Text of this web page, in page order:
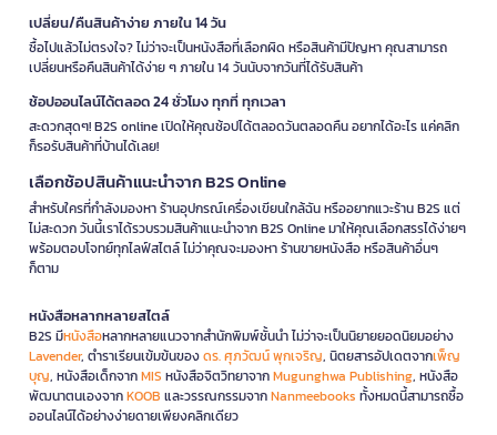
เปลี่ยน/คืนสินค้าง่าย ภายใน 14 วัน
ซื้อไปแล้วไม่ตรงใจ? ไม่ว่าจะเป็นหนังสือที่เลือกผิด หรือสินค้ามีปัญหา คุณสามารถ
เปลี่ยนหรือคืนสินค้าได้ง่าย ๆ ภายใน 14 วันนับจากวันที่ได้รับสินค้า
ช้อปออนไลน์ได้ตลอด 24 ชั่วโมง ทุกที่ ทุกเวลา
สะดวกสุดๆ! B2S online เปิดให้คุณช้อปได้ตลอดวันตลอดคืน อยากได้อะไร แค่คลิก
ก็รอรับสินค้าที่บ้านได้เลย!
เลือกช้อปสินค้าแนะนำจาก B2S Online
สำหรับใครที่กำลังมองหา ร้านอุปกรณ์เครื่องเขียนใกล้ฉัน หรืออยากแวะร้าน B2S แต่
ไม่สะดวก วันนี้เราได้รวบรวมสินค้าแนะนำจาก B2S Online มาให้คุณเลือกสรรได้ง่ายๆ
พร้อมตอบโจทย์ทุกไลฟ์สไตล์ ไม่ว่าคุณจะมองหา ร้านขายหนังสือ หรือสินค้าอื่นๆ
ก็ตาม
หนังสือหลากหลายสไตล์
B2S มีหนังสือหลากหลายแนวจากสำนักพิมพ์ชั้นนำ ไม่ว่าจะเป็นนิยายยอดนิยมอย่าง
Lavender, ตำราเรียนเข้มข้นของดร. ศุภวัฒน์ พุกเจริญ, นิตยสารอัปเดตจากเพ็ญ
บุญ, หนังสือเด็กจากMIS หนังสือจิตวิทยาจากMugunghwa Publishing, หนังสือ
พัฒนาตนเองจากKOOB และวรรณกรรมจากNanmeebooks ทั้งหมดนี้สามารถซื้อ
ออนไลน์ได้อย่างง่ายดายเพียงคลิกเดียว